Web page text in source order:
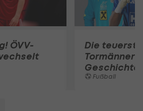
ÖVV-
Die
Tormänner
Geschichte
Fußball